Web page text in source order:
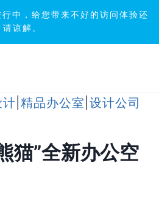
中，给您带来不好的访问体验还
请谅解。
精品办公室 设计公司
猫”全新办公空